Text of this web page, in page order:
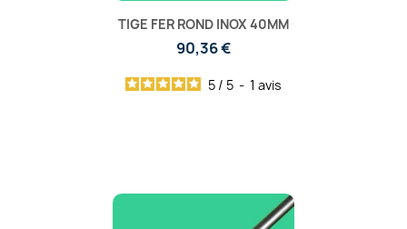
TIGE FER ROND INOX 40MM
90,36 €
5 / 5 - 1 avis